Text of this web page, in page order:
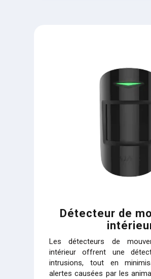
Détecteur de
Les détecteurs de
intérieur offrent une
intrusions, tout en
alertes causées par les